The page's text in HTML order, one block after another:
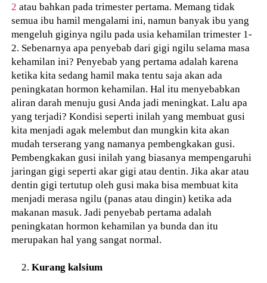
2 atau bahkan pada trimester pertama. Memang tidak
semua ibu hamil mengalami ini, namun banyak ibu yang
mengeluh giginya ngilu pada usia kehamilan trimester 1-
2. Sebenarnya apa penyebab dari gigi ngilu selama masa
kehamilan ini? Penyebab yang pertama adalah karena
ketika kita sedang hamil maka tentu saja akan ada
peningkatan hormon kehamilan. Hal itu menyebabkan
aliran darah menuju gusi Anda jadi meningkat. Lalu apa
yang terjadi? Kondisi seperti inilah yang membuat gusi
kita menjadi agak melembut dan mungkin kita akan
mudah terserang yang namanya pembengkakan gusi.
Pembengkakan gusi inilah yang biasanya mempengaruhi
jaringan gigi seperti akar gigi atau dentin. Jika akar atau
dentin gigi tertutup oleh gusi maka bisa membuat kita
menjadi merasa ngilu (panas atau dingin) ketika ada
makanan masuk. Jadi penyebab pertama adalah
peningkatan hormon kehamilan ya bunda dan itu
merupakan hal yang sangat normal.
Kurang kalsium